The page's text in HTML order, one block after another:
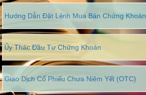
Hướng Dẫn Đặt Lệnh Mua Bán Chứng Khoán
Ủy Thác Đầu Tư Chứng Khoán
Giao Dịch Cổ Phiếu Chưa Niêm Yết (OTC)